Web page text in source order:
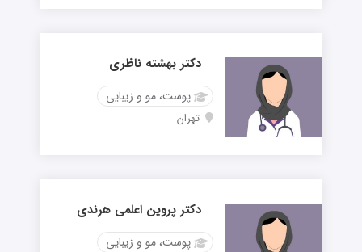
دکتر بهشته ناظری
پوست، مو و زیبایی
تهران
دکتر پروین اعلمی هرندی
پوست، مو و زیبایی